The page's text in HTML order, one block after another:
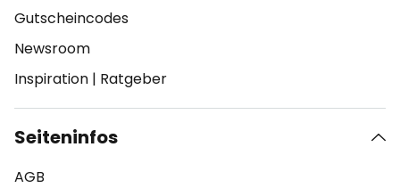
Gutscheincodes
Newsroom
Inspiration | Ratgeber
Seiteninfos
AGB